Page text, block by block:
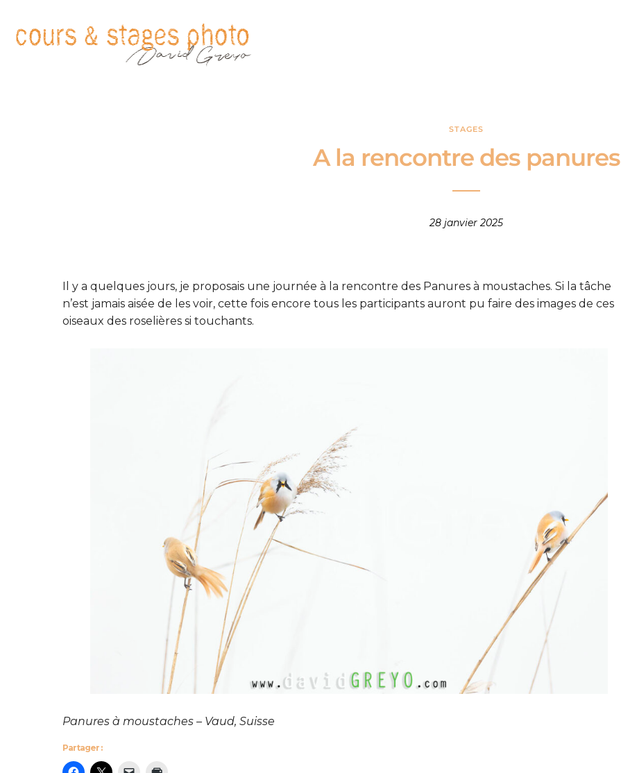
STAGES
A la rencontre des panures
28 janvier 2025
Il y a quelques jours, je proposais une journée à la rencontre des Panures à moustaches. Si la tâche
n’est jamais aisée de les voir, cette fois encore tous les participants auront pu faire des images de ces
oiseaux des roselières si touchants.
Panures à moustaches – Vaud, Suisse
Partager :